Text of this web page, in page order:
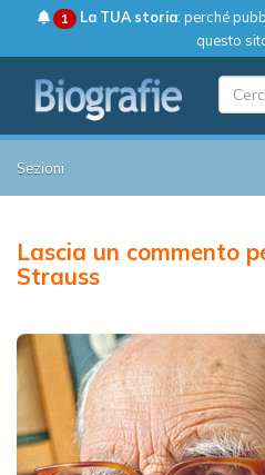
1 La TUA storia: perché
questo
Sezioni
Lascia un commento
Strauss